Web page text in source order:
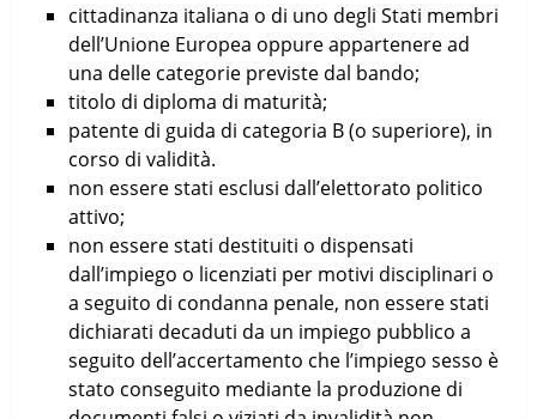
cittadinanza italiana o di uno degli Stati membri
dell’Unione Europea oppure appartenere ad
una delle categorie previste dal bando;
titolo di diploma di maturità;
patente di guida di categoria B (o superiore), in
corso di validità.
non essere stati esclusi dall’elettorato politico
attivo;
non essere stati destituiti o dispensati
dall’impiego o licenziati per motivi disciplinari o
a seguito di condanna penale, non essere stati
dichiarati decaduti da un impiego pubblico a
seguito dell’accertamento che l’impiego sesso è
stato conseguito mediante la produzione di